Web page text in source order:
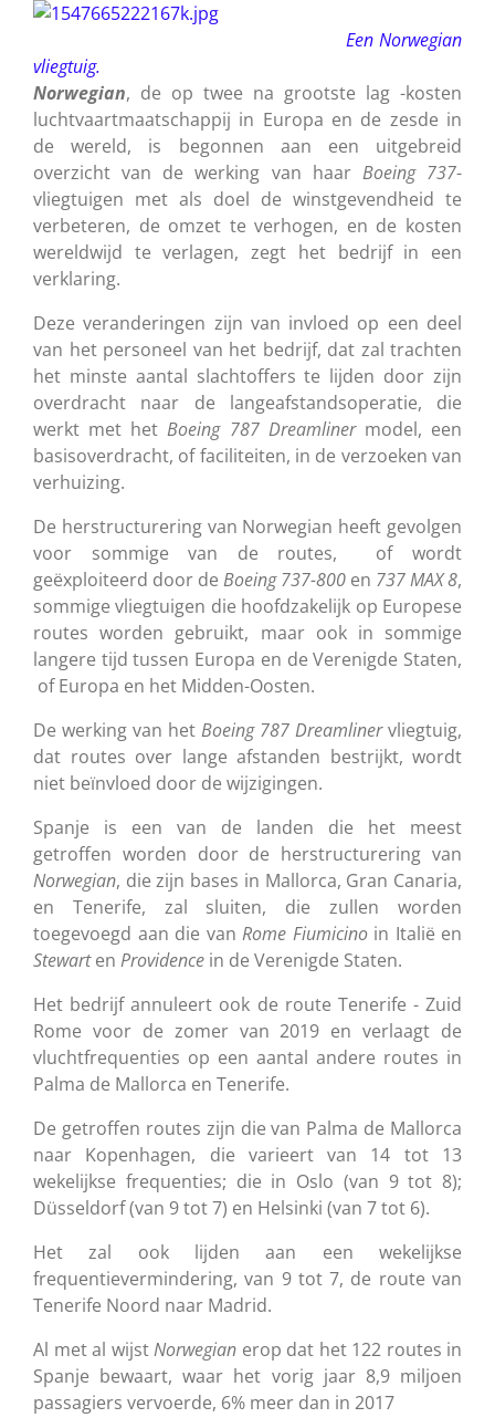
Een Norwegian
vliegtuig.
Norwegian, de op twee na grootste lag -kosten
luchtvaartmaatschappij in Europa en de zesde in
de wereld, is begonnen aan een uitgebreid
overzicht van de werking van haar Boeing 737-
vliegtuigen met als doel de winstgevendheid te
verbeteren, de omzet te verhogen, en de kosten
wereldwijd te verlagen, zegt het bedrijf in een
verklaring.
Deze veranderingen zijn van invloed op een deel
van het personeel van het bedrijf, dat zal trachten
het minste aantal slachtoffers te lijden door zijn
overdracht naar de langeafstandsoperatie, die
werkt met hetBoeing 787 Dreamliner model, een
basisoverdracht, of faciliteiten, in de verzoeken van
verhuizing.
De herstructurering van Norwegian heeft gevolgen
voor sommige van de routes, of wordt
geëxploiteerd door de Boeing 737-800 en 737 MAX 8,
sommige vliegtuigen die hoofdzakelijk op Europese
routes worden gebruikt, maar ook in sommige
langere tijd tussen Europa en de Verenigde Staten,
of Europa en het Midden-Oosten.
De werking van het Boeing 787 Dreamlinervliegtuig,
dat routes over lange afstanden bestrijkt, wordt
niet beïnvloed door de wijzigingen.
Spanje is een van de landen die het meest
getroffen worden door de herstructurering van
Norwegian, die zijn bases in Mallorca, Gran Canaria,
en Tenerife, zal sluiten, die zullen worden
toegevoegd aan die van Rome Fiumicinoin Italië en
Stewarten Providence in de Verenigde Staten.
Het bedrijf annuleert ook de route Tenerife - Zuid
Rome voor de zomer van 2019 en verlaagt de
vluchtfrequenties op een aantal andere routes in
Palma de Mallorca en Tenerife.
De getroffen routes zijn die van Palma de Mallorca
naar Kopenhagen, die varieert van 14 tot 13
wekelijkse frequenties; die in Oslo (van 9 tot 8);
Düsseldorf (van 9 tot 7) en Helsinki (van 7 tot 6).
Het zal ook lijden aan een wekelijkse
frequentievermindering, van 9 tot 7, de route van
Tenerife Noord naar Madrid.
Al met al wijstNorwegian erop dat het 122 routes in
Spanje bewaart, waar het vorig jaar 8,9 miljoen
passagiers vervoerde, 6% meer dan in 2017